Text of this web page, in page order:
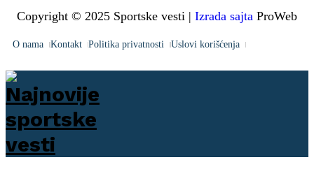
Copyright © 2025 Sportske vesti | Izrada sajta ProWeb
O nama Kontakt Politika privatnosti Uslovi korišćenja